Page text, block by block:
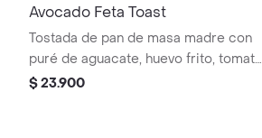
Avocado Feta Toast
Tostada de pan de masa madre con
puré de aguacate, huevo frito, tomate
en cubos, quinoa crocante y queso
$ 23.900